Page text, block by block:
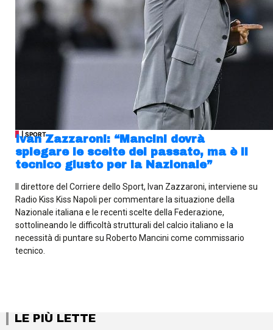
| SPORT
Ivan Zazzaroni: “Mancini dovrà
spiegare le scelte del passato, ma è il
tecnico giusto per la Nazionale”
Il direttore del Corriere dello Sport, Ivan Zazzaroni, interviene su
Radio Kiss Kiss Napoli per commentare la situazione della
Nazionale italiana e le recenti scelte della Federazione,
sottolineando le difficoltà strutturali del calcio italiano e la
necessità di puntare su Roberto Mancini come commissario
tecnico.
LE PIÙ LETTE